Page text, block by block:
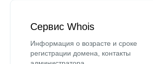
Сервис Whois
Информация о возрасте и сроке
регистрации домена, контакты